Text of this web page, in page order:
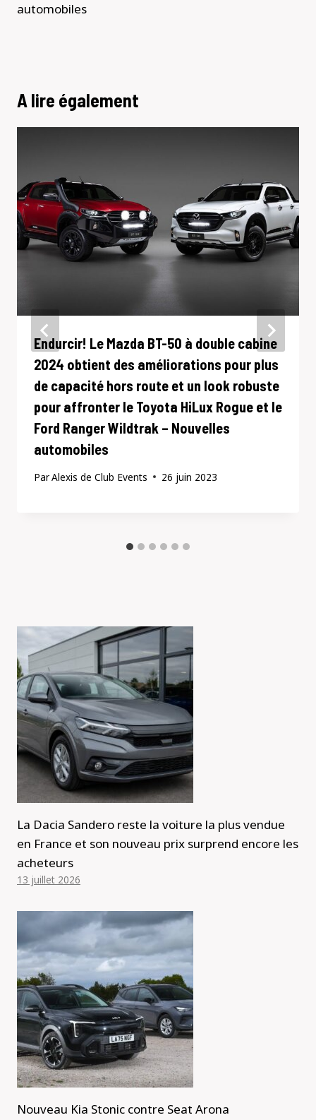
automobiles
A lire également
Endurcir! Le Mazda BT-50 à double cabine
2024 obtient des améliorations pour plus
de capacité hors route et un look robuste
pour affronter le Toyota HiLux Rogue et le
Ford Ranger Wildtrak – Nouvelles
automobiles
ParAlexis de Club Events 26 juin 2023
La Dacia Sandero reste la voiture la plus vendue
en France et son nouveau prix surprend encore les
acheteurs
13 juillet 2026
Nouveau Kia Stonic contre Seat Arona